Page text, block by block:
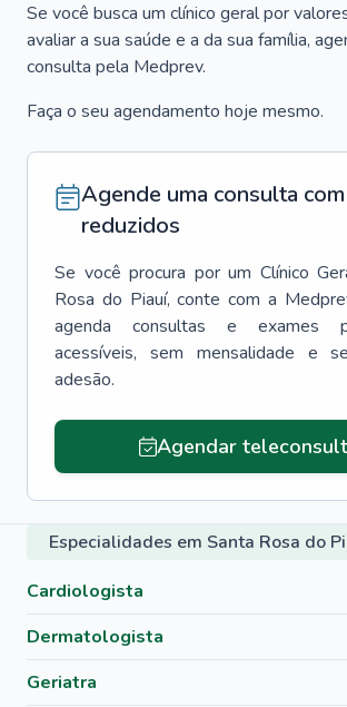
Se você busca um clínico geral por
avaliar a sua saúde e a da sua família,
consulta pela Medprev.
Faça o seu agendamento hoje mesmo.
Agende uma consulta
reduzidos
Se você procura por um Clínico
Rosa do Piauí, conte com a
agenda consultas e exames
acessíveis, sem mensalidade e
adesão.
Agendar
Especialidades em Santa Rosa do
Cardiologista
Dermatologista
Geriatra